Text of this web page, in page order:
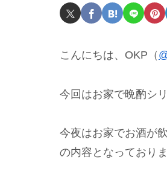
こんにちは、OKP（
今回はお家で晩酌シ
今夜はお家でお酒が
の内容となっており